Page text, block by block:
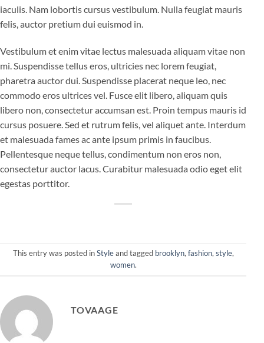
iaculis. Nam lobortis cursus vestibulum. Nulla feugiat mauris
felis, auctor pretium dui euismod in.
Vestibulum et enim vitae lectus malesuada aliquam vitae non
mi. Suspendisse tellus eros, ultricies nec lorem feugiat,
pharetra auctor dui. Suspendisse placerat neque leo, nec
commodo eros ultrices vel. Fusce elit libero, aliquam quis
libero non, consectetur accumsan est. Proin tempus mauris id
cursus posuere. Sed et rutrum felis, vel aliquet ante. Interdum
et malesuada fames ac ante ipsum primis in faucibus.
Pellentesque neque tellus, condimentum non eros non,
consectetur auctor lacus. Curabitur malesuada odio eget elit
egestas porttitor.
This entry was posted inStyleand tagged brooklyn, fashion, style,
women.
TOVAAGE